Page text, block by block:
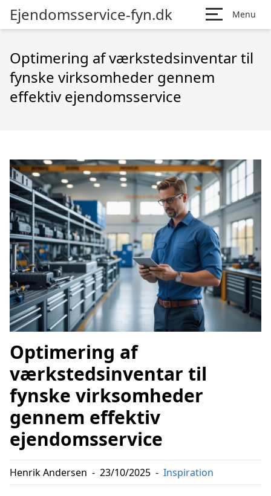
Ejendomsservice-fyn.dk Menu
Optimering af værkstedsinventar til
fynske virksomheder gennem
effektiv ejendomsservice
Optimering af
værkstedsinventar til
fynske virksomheder
gennem effektiv
ejendomsservice
Henrik Andersen - 23/10/2025 - Inspiration